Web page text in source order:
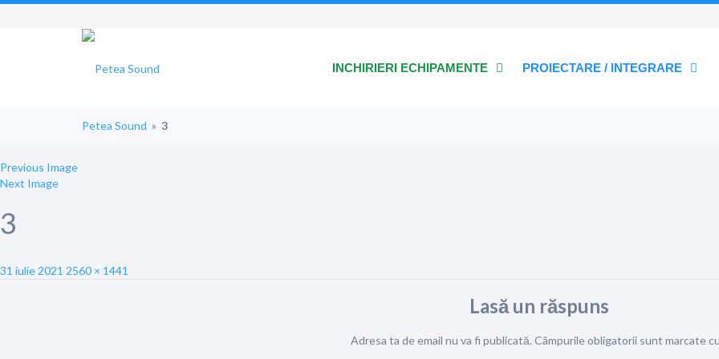
INCHIRIERI ECHIPAMENTE PROIECTARE / INTEGRARE
Petea Sound » 3
Previous Image
Next Image
3
Posted
31 iulie 2021 Full
2560 × 1441
Lasă un răspuns
Adresa ta de email nu va fi publicată. Câmpurile obligatorii sunt marcate cu